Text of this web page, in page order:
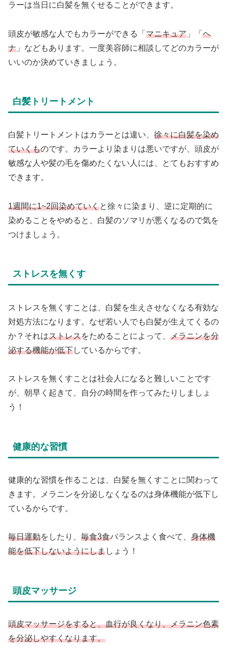
ラーは当日に白髪を無くせることができます。
頭皮が敏感な人でもカラーができる「 マニキュア 」「 ヘ
ナ 」などもあります。一度美容師に相談してどのカラーが
いいのか決めていきましょう。
白髪トリートメント
白髪トリートメントはカラーとは違い、 徐々に白髪を染め
ていくものです。カラーより染まりは悪いですが、頭皮が
敏感な人や髪の毛を傷めたくない人には、とてもおすすめ
できます。
1週間に1~2回染めていくと徐々に染まり、逆に定期的に
染めることをやめると、白髪のソマリが悪くなるので気を
つけましょう。
ストレスを無くす
ストレスを無くすことは、白髪を生えさせなくなる有効な
対処方法になります。なぜ若い人でも白髪が生えてくるの
か？それはストレスをためることによって、 メラニンを分
泌する機能が低下しているからです。
ストレスを無くすことは社会人になると難しいことです
が、朝早く起きて、自分の時間を作ってみたりしましょ
う！
健康的な習慣
健康的な習慣を作ることは、白髪を無くすことに関わって
きます。メラニンを分泌しなくなるのは身体機能が低下し
ているからです。
毎日運動をしたり、 毎食3食バランスよく食べて、 身体機
能を低下しないようにしましょう！
頭皮マッサージ
頭皮マッサージをすると、血行が良くなり、メラニン色素
を分泌しやすくなります。